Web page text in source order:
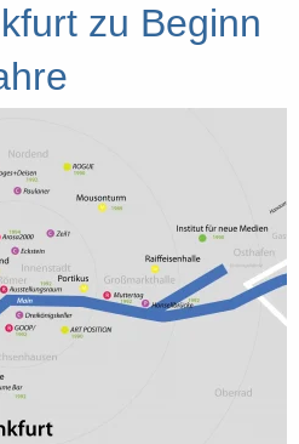
zu Beginn